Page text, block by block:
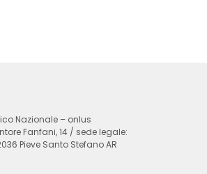
Nazionale – onlus
Fanfani, 14 / sede legale:
Pieve Santo Stefano AR